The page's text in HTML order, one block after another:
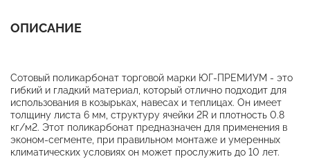
ОПИСАНИЕ
Сотовый поликарбонат торговой марки ЮГ-ПРЕМИУМ - это
гибкий и гладкий материал, который отлично подходит для
использования в козырьках, навесах и теплицах. Он имеет
толщину листа 6 мм, структуру ячейки 2R и плотность 0.8
кг/м2. Этот поликарбонат предназначен для применения в
эконом-сегменте, при правильном монтаже и умеренных
климатических условиях он может прослужить до 10 лет.